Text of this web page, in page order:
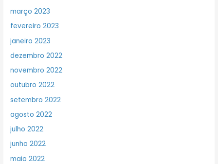
março 2023
fevereiro 2023
janeiro 2023
dezembro 2022
novembro 2022
outubro 2022
setembro 2022
agosto 2022
julho 2022
junho 2022
maio 2022